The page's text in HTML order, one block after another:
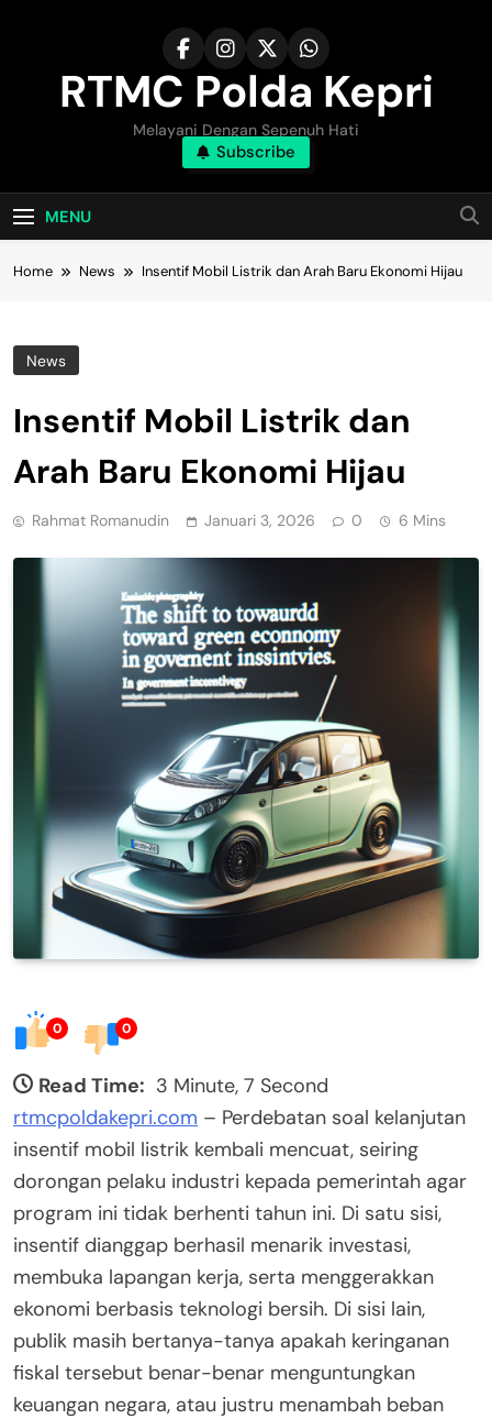
RTMC Polda Kepri
Melayani Dengan Sepenuh Hati
Subscribe
MENU
Home News Insentif Mobil Listrik dan Arah Baru Ekonomi Hijau
News
Insentif Mobil Listrik dan
Arah Baru Ekonomi Hijau
Rahmat Romanudin Januari 3, 2026 0 6 Mins
0 0
Read Time: 3 Minute, 7 Second
rtmcpoldakepri.com – Perdebatan soal kelanjutan
insentif mobil listrik kembali mencuat, seiring
dorongan pelaku industri kepada pemerintah agar
program ini tidak berhenti tahun ini. Di satu sisi,
insentif dianggap berhasil menarik investasi,
membuka lapangan kerja, serta menggerakkan
ekonomi berbasis teknologi bersih. Di sisi lain,
publik masih bertanya-tanya apakah keringanan
fiskal tersebut benar-benar menguntungkan
keuangan negara, atau justru menambah beban